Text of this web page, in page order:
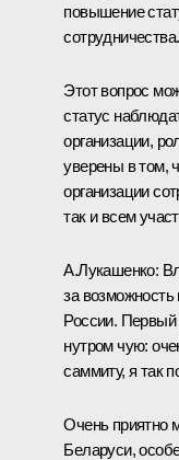
повышение
сотрудничества.
Этот вопрос
статус
организации,
уверены в том,
организации
так и всем
А.Лукашенко:
за
России. Первый
нутром чую:
саммиту, я так
Очень приятно
Беларуси,